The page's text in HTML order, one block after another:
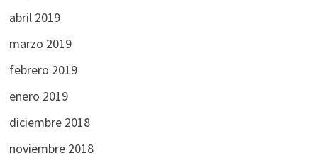
abril 2019
marzo 2019
febrero 2019
enero 2019
diciembre 2018
noviembre 2018